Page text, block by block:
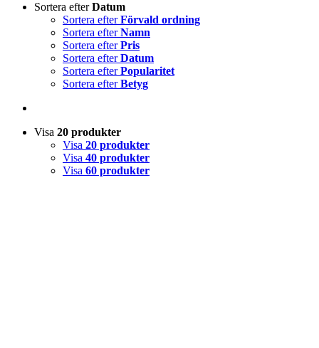
Sortera efterDatum
Sortera efterFörvald ordning
Sortera efterNamn
Sortera efterPris
Sortera efterDatum
Sortera efterPopularitet
Sortera efterBetyg
Visa 20 produkter
Visa 20 produkter
Visa 40 produkter
Visa 60 produkter